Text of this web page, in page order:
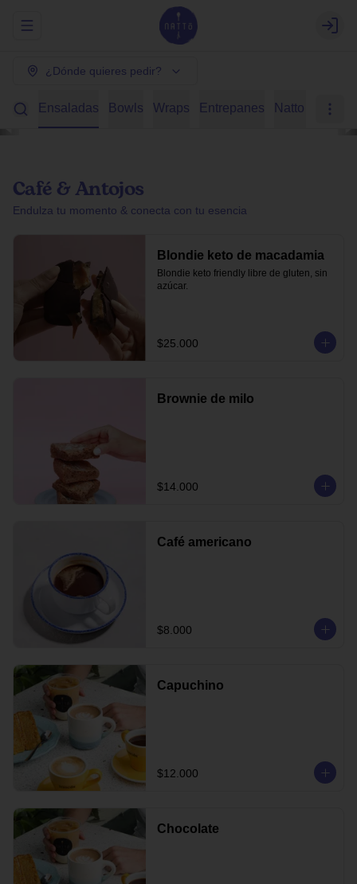
Abrir menu de navegación Login
¿Dónde quieres pedir?
Ensaladas Bowls Wraps Entrepanes Natto en casa
Café & Antojos
Endulza tu momento & conecta con tu esencia
Blondie keto de macadamia
Blondie keto friendly libre de gluten, sin
azúcar.
$25.000
Brownie de milo
$14.000
Café americano
$8.000
Capuchino
$12.000
Chocolate